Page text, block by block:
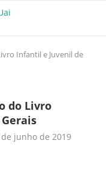
Infantil e Juvenil de
do Livro
de junho de 2019